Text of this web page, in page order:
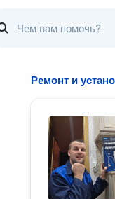
Ремонт и